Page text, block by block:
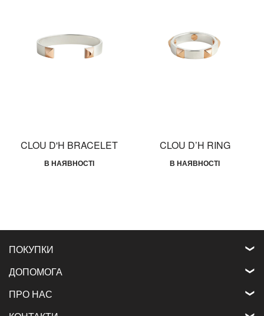
CLOU D'H BRACELET
В НАЯВНОСТІ
CLOU D’H RING
В НАЯВНОСТІ
ПОКУПКИ
ДОПОМОГА
ПРО НАС